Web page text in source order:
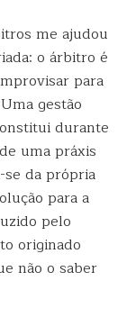
me ajudou
o árbitro é
para
gestão
durante
uma práxis
se da própria
para a
pelo
originado
não o saber